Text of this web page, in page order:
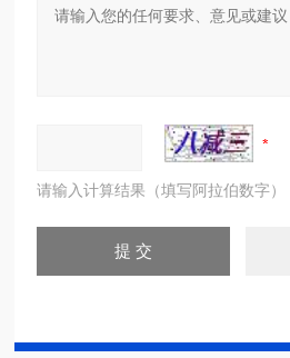
请输入计算结果（填写阿拉伯数字